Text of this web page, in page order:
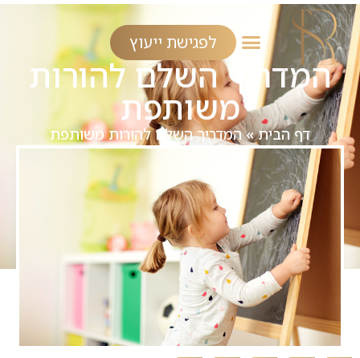
לפגישת ייעוץ
המדריך השלם להורות
משותפת
דף הבית»המדריך השלם להורות משותפת